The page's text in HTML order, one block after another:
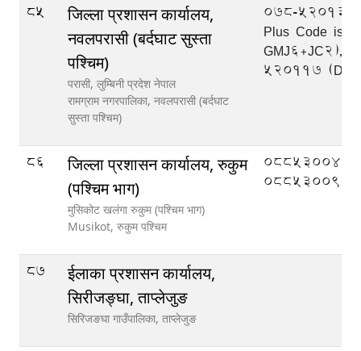
85
जिल्ला प्रशासन कार्यालय,
नवलपरासी (बर्दघाट सुस्ता
पश्चिम)
परासी, लुम्बिनी प्रदेश नेपाल
रामग्राम नगरपालिका, नवलपरासी (बर्दघाट
सुस्ता पश्चिम)
078-520133,
Plus Code is:-
GMJ6+JC2),
520117
86
जिल्ला प्रशासन कार्यालय, रुकुम
(पश्चिम भाग)
मुसिकोट खलंगा रुकुम (पश्चिम भाग)
Musikot, रुकुम पश्चिम
०८८५३००४०,
०८८५३००९०
87
ईलाका प्रशासन कार्यालय,
सिरीजङ्घा, ताप्लेजुङ
सिरिजङघा गाउँपालिका, ताप्लेजुङ